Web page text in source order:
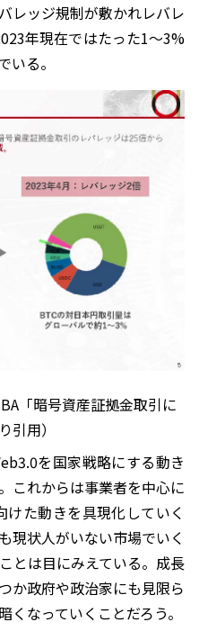
レッジ規制が敷かれレバレ
年現在ではたった1〜3%
いる。
「暗号資産証拠金取引に
用）
を国家戦略にする動き
これからは事業者を中心に
た動きを具現化していく
現状人がいない市場でいく
とは目にみえている。成長
か政府や政治家にも見限ら
なっていくことだろう。